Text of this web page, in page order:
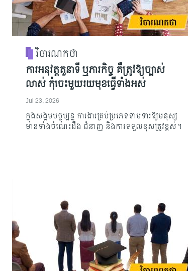
វិចារណកថា
ការអនុវត្តតួនាទី ឬភារកិច្ច គឺត្រូវឱ្យច្បាស់
លាស់ កុំចេះមួយរយមុខធ្វើទាំងអស់
Jul 23, 2026
ក្នុងសង្គមបច្ចុប្បន្ន ការងារគ្រប់ប្រភេទទាមទារឱ្យមនុស្ស
មានទាំងចំណេះដឹង ជំនាញ និងការទទួលខុសត្រូវខ្ពស់។